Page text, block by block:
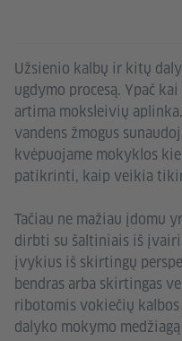
Užsienio kalbų ir kitų
ugdymo procesą. Ypač
artima moksleivių
vandens žmogus
kvėpuojame mokyklos
patikrinti, kaip veikia
Tačiau ne mažiau įdomu
dirbti su šaltiniais iš
įvykius iš skirtingų
bendras arba skirtingas
ribotomis vokiečių
dalyko mokymo